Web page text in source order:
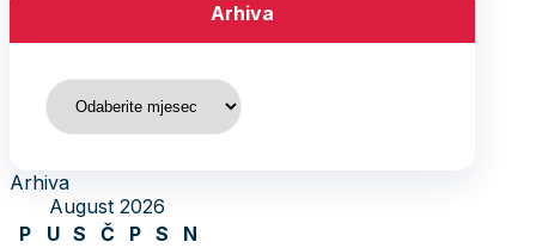
Arhiva
Arhiva
Arhiva
August 2026
P
U S Č P S
N